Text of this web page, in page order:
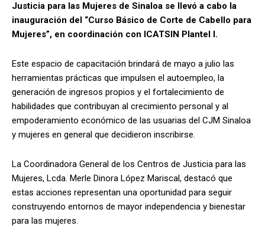
Justicia para las Mujeres de Sinaloa se llevó a cabo la
inauguración del “Curso Básico de Corte de Cabello para
Mujeres”, en coordinación con ICATSIN Plantel I.
Este espacio de capacitación brindará de mayo a julio las
herramientas prácticas que impulsen el autoempleo, la
generación de ingresos propios y el fortalecimiento de
habilidades que contribuyan al crecimiento personal y al
empoderamiento económico de las usuarias del CJM Sinaloa
y mujeres en general que decidieron inscribirse.
La Coordinadora General de los Centros de Justicia para las
Mujeres, Lcda. Merle Dinora López Mariscal, destacó que
estas acciones representan una oportunidad para seguir
construyendo entornos de mayor independencia y bienestar
para las mujeres.